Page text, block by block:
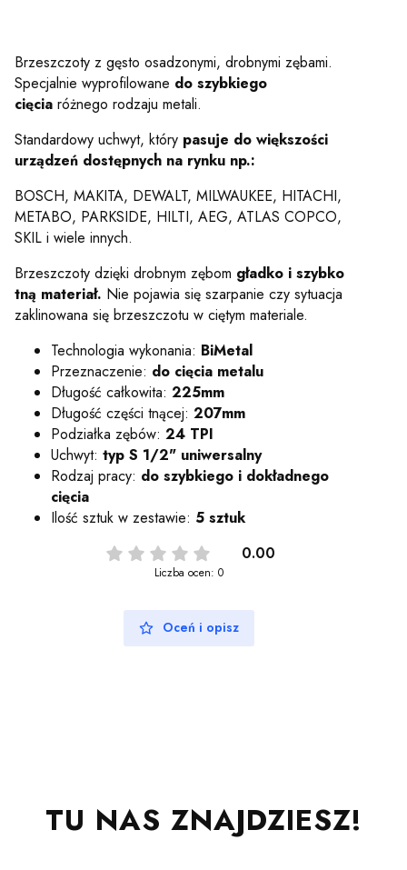
Brzeszczoty z gęsto osadzonymi, drobnymi zębami.
Specjalnie wyprofilowane do szybkiego
cięcia różnego rodzaju metali.
Standardowy uchwyt, który pasuje do większości
urządzeń dostępnych na rynku np.:
BOSCH, MAKITA, DEWALT, MILWAUKEE, HITACHI,
METABO, PARKSIDE, HILTI, AEG, ATLAS COPCO,
SKIL i wiele innych.
Brzeszczoty dzięki drobnym zębom gładko i szybko
tną materiał. Nie pojawia się szarpanie czy sytuacja
zaklinowana się brzeszczotu w ciętym materiale.
Technologia wykonania: BiMetal
Przeznaczenie: do cięcia metalu
Długość całkowita: 225mm
Długość części tnącej: 207mm
Podziałka zębów: 24 TPI
Uchwyt: typ S 1/2" uniwersalny
Rodzaj pracy: do szybkiego i dokładnego
cięcia
Ilość sztuk w zestawie: 5 sztuk
0.00
Liczba ocen: 0
Oceń i opisz
TU NAS ZNAJDZIESZ!